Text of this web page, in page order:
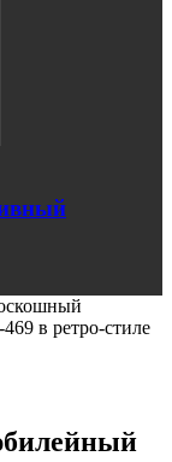
в ретро-стиле